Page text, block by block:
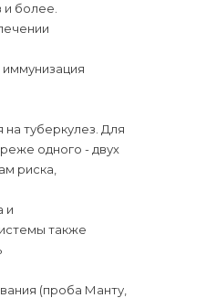
более.
туберкулез. Для
одного - двух
риска,
и
также
(проба Манту,